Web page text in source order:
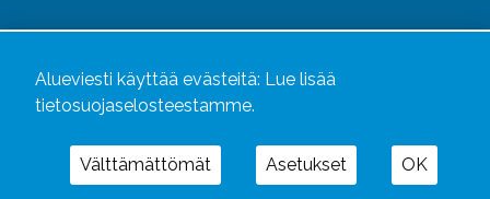
Alueviesti käyttää evästeitä: Lue lisää
tietosuojaselosteestamme.
Välttämättömät Asetukset OK